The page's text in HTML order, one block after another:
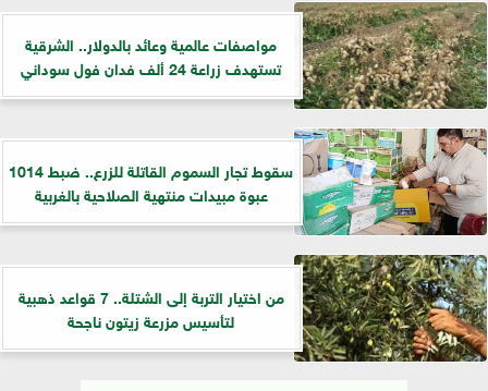
مواصفات عالمية وعائد بالدولار.. الشرقية
تستهدف زراعة 24 ألف فدان فول سوداني
سقوط تجار السموم القاتلة للزرع.. ضبط 1014
عبوة مبيدات منتهية الصلاحية بالغربية
من اختيار التربة إلى الشتلة.. 7 قواعد ذهبية
لتأسيس مزرعة زيتون ناجحة